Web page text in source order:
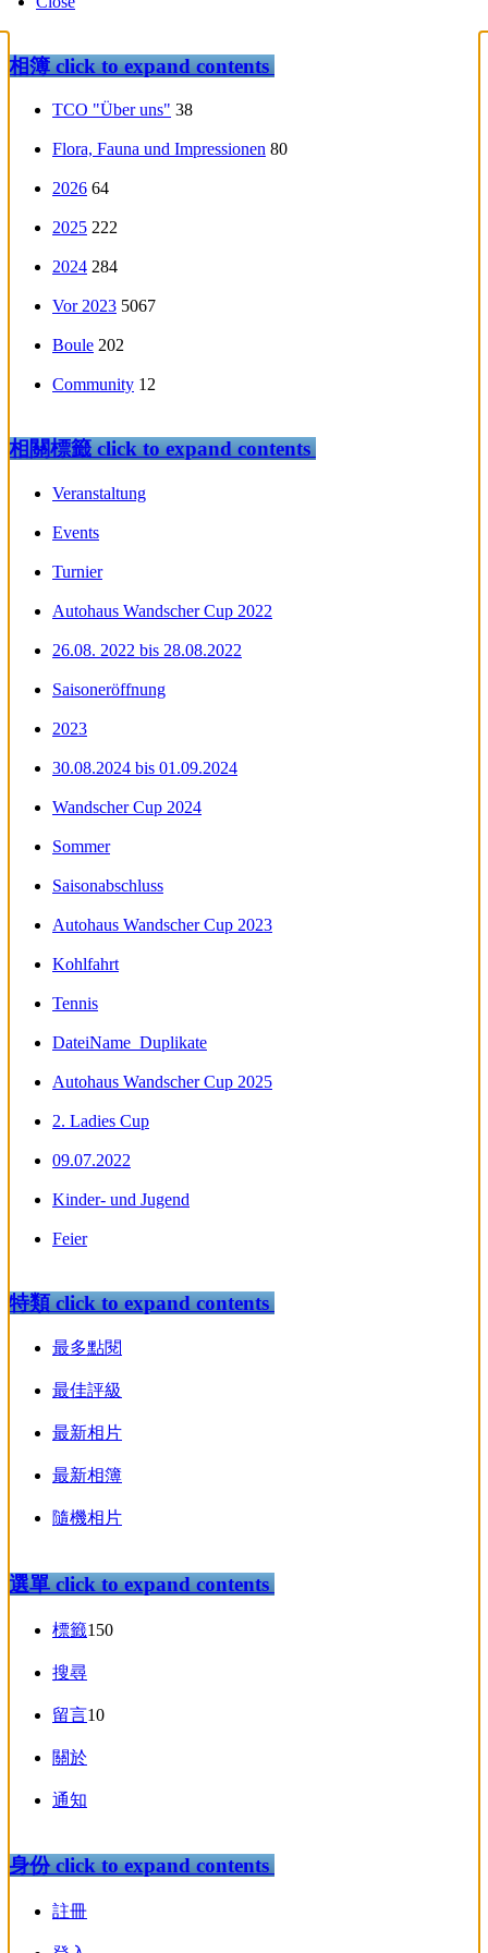
相簿click to expand contents
TCO "Über uns" 38
Flora, Fauna und Impressionen 80
2026 64
2025 222
2024 284
Vor 2023 5067
Boule 202
Community 12
相關標籤click to expand contents
Veranstaltung
Events
Turnier
Autohaus Wandscher Cup 2022
26.08. 2022 bis 28.08.2022
Saisoneröffnung
2023
30.08.2024 bis 01.09.2024
Wandscher Cup 2024
Sommer
Saisonabschluss
Autohaus Wandscher Cup 2023
Kohlfahrt
Tennis
DateiName_Duplikate
Autohaus Wandscher Cup 2025
2. Ladies Cup
09.07.2022
Kinder- und Jugend
Feier
特類click to expand contents
最多點閱
最佳評級
最新相片
最新相簿
隨機相片
選單click to expand contents
標籤150
搜尋
留言10
關於
通知
身份click to expand contents
註冊